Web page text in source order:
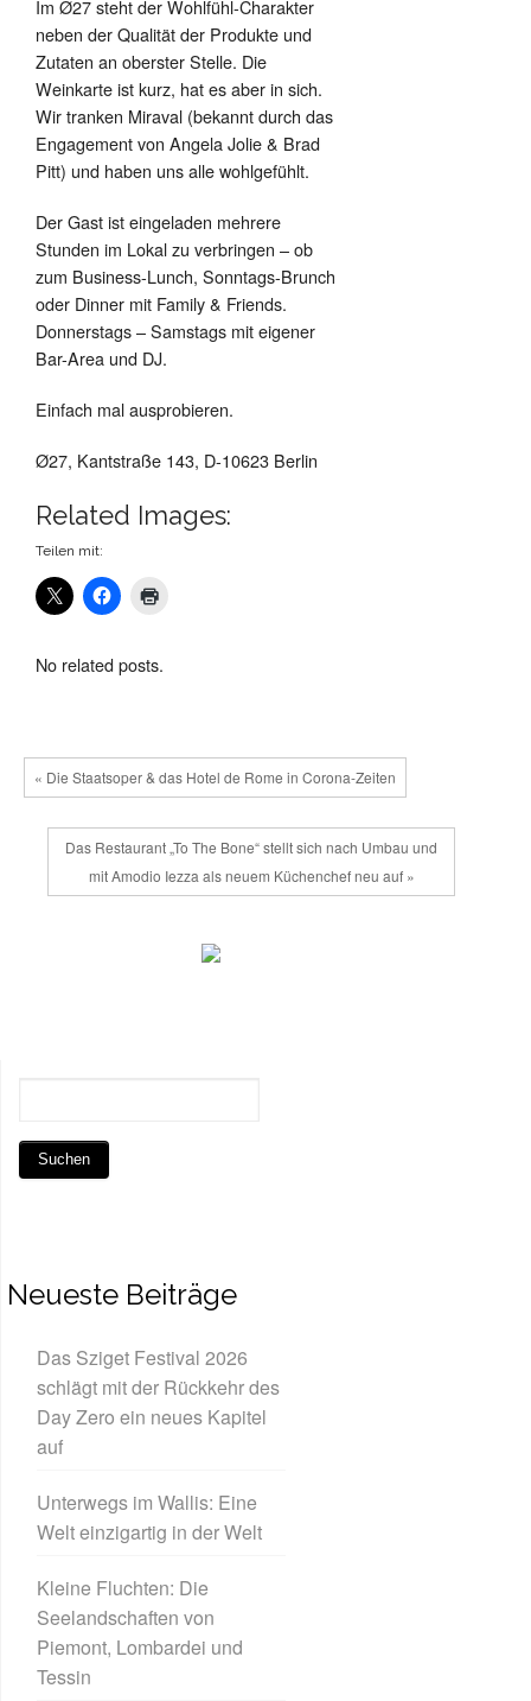
Im Ø27 steht der Wohlfühl-Charakter
neben der Qualität der Produkte und
Zutaten an oberster Stelle. Die
Weinkarte ist kurz, hat es aber in sich.
Wir tranken Miraval (bekannt durch das
Engagement von Angela Jolie & Brad
Pitt) und haben uns alle wohlgefühlt.
Der Gast ist eingeladen mehrere
Stunden im Lokal zu verbringen – ob
zum Business-Lunch, Sonntags-Brunch
oder Dinner mit Family & Friends.
Donnerstags – Samstags mit eigener
Bar-Area und DJ.
Einfach mal ausprobieren.
Ø27, Kantstraße 143, D-10623 Berlin
Related Images:
Teilen mit:
No related posts.
« Die Staatsoper & das Hotel de Rome in Corona-Zeiten
Das Restaurant „To The Bone“ stellt sich nach Umbau und
mit Amodio Iezza als neuem Küchenchef neu auf »
Neueste Beiträge
Das Sziget Festival 2026
schlägt mit der Rückkehr des
Day Zero ein neues Kapitel
auf
Unterwegs im Wallis: Eine
Welt einzigartig in der Welt
Kleine Fluchten: Die
Seelandschaften von
Piemont, Lombardei und
Tessin